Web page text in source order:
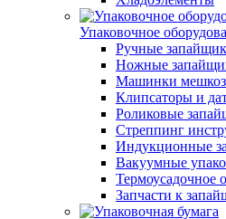
Упаковочное
Ручные
Ножные
Машинки
Клипсаторы и
Роликовые
Стреппинг
Индукционные
Вакуумные
Термоусадочное
Запчасти к